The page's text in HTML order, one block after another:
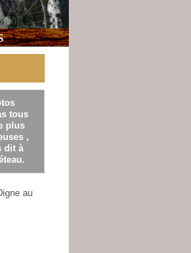
tous
plus
,
dit à
au